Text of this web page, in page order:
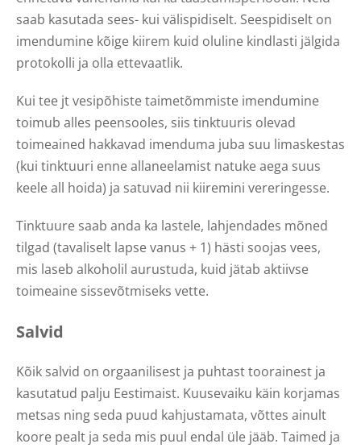
saab kasutada sees- kui välispidiselt. Seespidiselt on
imendumine kõige kiirem kuid oluline kindlasti jälgida
protokolli ja olla ettevaatlik.
Kui tee jt vesipõhiste taimetõmmiste imendumine
toimub alles peensooles, siis tinktuuris olevad
toimeained hakkavad imenduma juba suu limaskestas
(kui tinktuuri enne allaneelamist natuke aega suus
keele all hoida) ja satuvad nii kiiremini vereringesse.
Tinktuure saab anda ka lastele, lahjendades mõned
tilgad (tavaliselt lapse vanus + 1) hästi soojas vees,
mis laseb alkoholil aurustuda, kuid jätab aktiivse
toimeaine sissevõtmiseks vette.
Salvid
Kõik salvid on orgaanilisest ja puhtast toorainest ja
kasutatud palju Eestimaist. Kuusevaiku käin korjamas
metsas ning seda puud kahjustamata, võttes ainult
koore pealt ja seda mis puul endal üle jääb. Taimed ja